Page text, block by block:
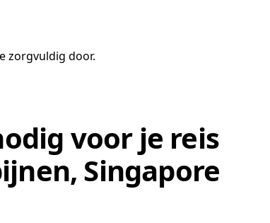
zorgvuldig door.
voor je reis
Singapore